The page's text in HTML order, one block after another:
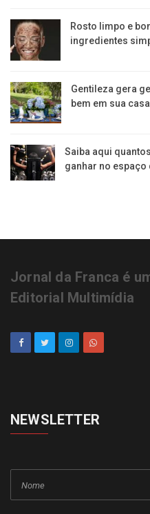
Rosto limpo e
ingredientes
Gentileza gera
bem em sua casa
Saiba aqui
ganhar no espaço
Jornal da Franca é
Editorial Multimídia
NEWSLETTER